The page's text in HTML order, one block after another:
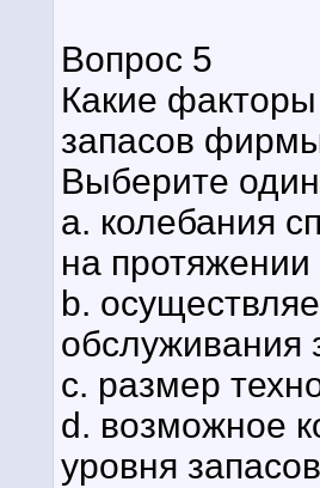
Вопрос 5
Какие
запасов
Выберите
a. колебания
на протяжении
b.
обслуживания
c. размер
d. возможное
уровня